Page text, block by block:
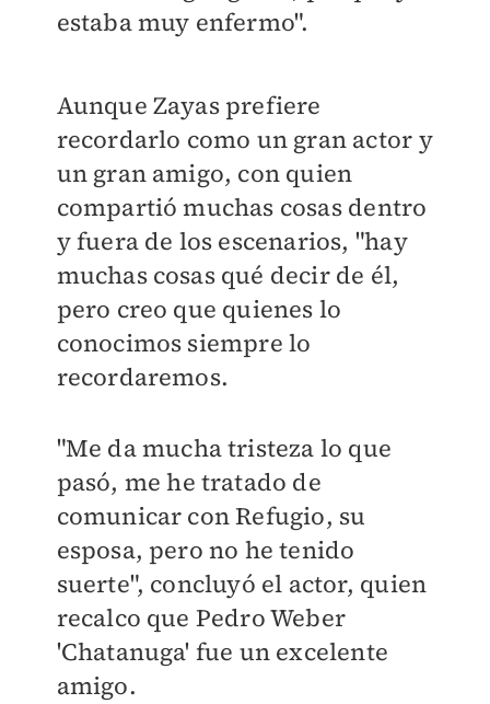
estaba muy enfermo".
Aunque Zayas prefiere
recordarlo como un gran actor y
un gran amigo, con quien
compartió muchas cosas dentro
y fuera de los escenarios, "hay
muchas cosas qué decir de él,
pero creo que quienes lo
conocimos siempre lo
recordaremos.
"Me da mucha tristeza lo que
pasó, me he tratado de
comunicar con Refugio, su
esposa, pero no he tenido
suerte", concluyó el actor, quien
recalco que Pedro Weber
'Chatanuga' fue un excelente
amigo.